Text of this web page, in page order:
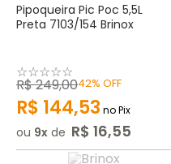
Pipoqueira Pic Poc 5,5L
Preta 7103/154 Brinox
☆☆☆☆☆
R$249,0042% OFF
R$ 144,53 no Pix
ou 9 de R$ 16,55